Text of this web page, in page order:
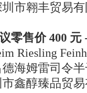
翱丰贸易有
售价 400 元 -
Riesling
姆雷司令半
醇臻品贸易